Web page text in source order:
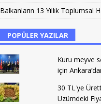
Balkanların 13 Yıllık Toplumsal
POPÜLER YAZILAR
Kuru meyve
için
30 TL'ye
Üzümdeki